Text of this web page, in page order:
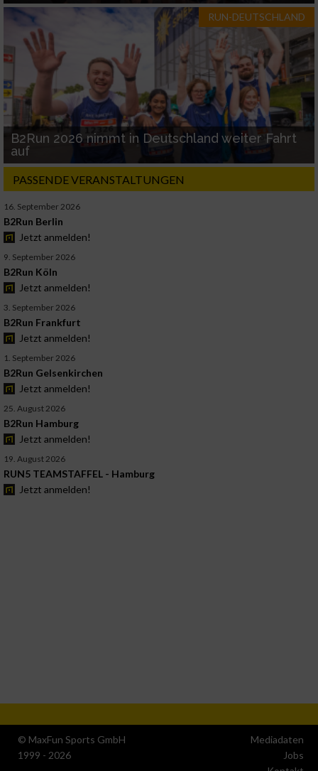
RUN-DEUTSCHLAND
B2Run 2026 nimmt in Deutschland weiter Fahrt
auf
PASSENDE VERANSTALTUNGEN
16. September 2026
B2Run Berlin
Jetzt anmelden!
9. September 2026
B2Run Köln
Jetzt anmelden!
3. September 2026
B2Run Frankfurt
Jetzt anmelden!
1. September 2026
B2Run Gelsenkirchen
Jetzt anmelden!
25. August 2026
B2Run Hamburg
Jetzt anmelden!
19. August 2026
RUN5 TEAMSTAFFEL - Hamburg
Jetzt anmelden!
© MaxFun Sports GmbH
1999 - 2026
Mediadaten
Jobs